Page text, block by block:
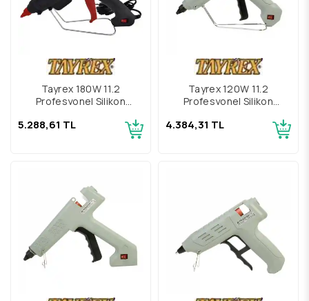
Tayrex 180W 11.2
Profesyonel Silikon
5.288,61 TL
Tayrex 120W 11.2
Profesyonel Silikon
4.384,31 TL